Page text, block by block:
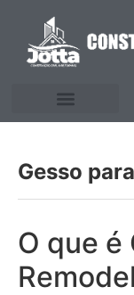
Gesso
O que é